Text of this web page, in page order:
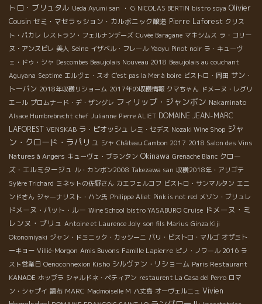
トロ・ブリュタル Ueda Ayumi san ・ G NICOLAS BERTIN bistro soya Olivier
Cousin セミ・マセラッション・カルボニック醸造 Pierre Laforest クリス
ト・パカレ レストラン・フェルナンデーズ Cuvée Baragane マキシムス ラ・コリー
ヌ・アンスピレ 美人 Seine イザベル・フレール Yaoyu Pinot noir ラ・キューヴ
ェ・ドゥ・シャ Descombes Beaujolais Nouveau 2018 Beaujolais au couchant
Aguyana Septime エルヴェ・スオ C'est pas la Mer à boire ビストロ・岡田 サン・
トーバン 2018年収穫リショーム 2017年の収穫情報 クマちゃん ドメーヌ・レグリ
エール プロムナード・デ・ザングレ フィリップ・ジャンボン Nakaminato
Alsace Humbrebrecht chef Julianne Pierre ALIET DOMAINE JEAN-MARC
LAFOREST VENSKAB ラ・ピオッシュ レミ・セデス Nozaki Wine Shop ジャ
ン・クロード・ラパリュ シャ Château Cambon 2017 2018 Salon des Vins
Natures à Angers キューヴェ・プランタン Okinawa Grenache Blanc クロー
ズ・エルミタージュ ル・カンボン2008 Takezawa san 収穫2018年・アリゴテ
Sylère Trichard ミネットの佐野さん カエフェルコフ ビストロ・サンマルタン エニ
ンドさん ジャーナリスト・ハン氏 Philippe Aliet Pink is not red メゾン・ブリュレ
ドメーヌ・パット・ルー Wine School bistro YASABURO Cruise ドメーヌ・ミ
レンヌ・ブリュ Antoine et Laurence Joly son fils Marius Ginza Kiji
Okonomiyaki ジャン・ドミニック・カッシーニ パリ・ビストロ・マルゴ オザミト
ーキョー Villié-Morgon Amis Buvons Famille Lapierre ピノ・ノワール 2016 ラ
スト営業日 Oenoconnexion Kisho シルヴァン・リショーム Paris Restaurant
KANADE ホップラ シャルドネ・ペティアン restaurent La Casa del Perro ロマ
ン・シャプイ 調布 MARC Madmoiselle M 八丈島 オーヴェルニュ Vivien